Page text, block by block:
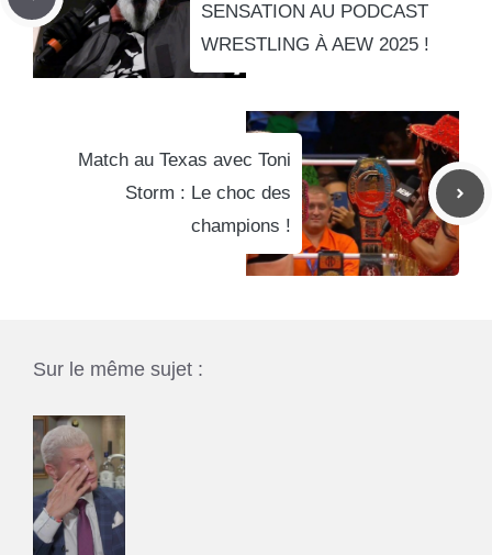
SENSATION AU PODCAST
WRESTLING À AEW 2025 !
Match au Texas avec Toni
Storm : Le choc des
champions !
Sur le même sujet :